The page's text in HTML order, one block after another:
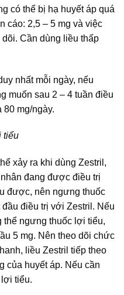
có thể bị hạ huyết áp quá
cáo: 2,5 – 5 mg và việc
Cần dùng liều thấp
nhất mỗi ngày, nếu
muốn sau 2 – 4 tuần điều
80 mg/ngày.
tiểu
xảy ra khi dùng Zestril,
đang được điều trị
được, nên ngưng thuốc
điều trị với Zestril. Nếu
thể ngưng thuốc lợi tiểu,
5 mg. Nên theo dõi chức
liều Zestril tiếp theo
của huyết áp. Nếu cần
lợi tiểu.